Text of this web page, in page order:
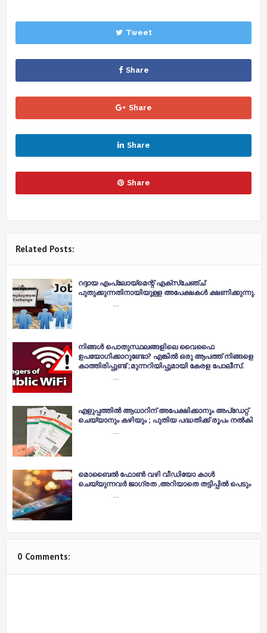
Tweet
Share
Share
Share
Share
Related Posts:
റദ്ദായ എംപ്ലോയ്മെന്റ് എക്സ്ചേഞ്ച്
പുതുക്കുന്നതിനായിയുള്ള അപേക്ഷകൾ ക്ഷണിക്കുന്നു.
…
നിങ്ങൾ പൊതുസ്ഥലങ്ങളിലെ വൈഫൈ
ഉപയോഗിക്കാറുണ്ടോ? എങ്കിൽ ഒരു ആപത്ത് നിങ്ങളെ
കാത്തിരിപ്പുണ്ട് ;മുന്നറിയിപ്പുമായി കേരള പോലീസ്.
…
എളുപ്പത്തിൽ ആധാറിന് അപേക്ഷിക്കാനും അപ്ഡേറ്റ്
ചെയ്യാനും കഴിയും ; പുതിയ പദ്ധതിക്ക് രൂപം നൽകി
…
മൊബൈൽ ഫോൺ വഴി വീഡിയോ കാൾ
ചെയ്യുന്നവർ ജാഗ്രത ,അറിയാതെ തട്ടിപ്പിൽ പെടും
…
0 Comments: